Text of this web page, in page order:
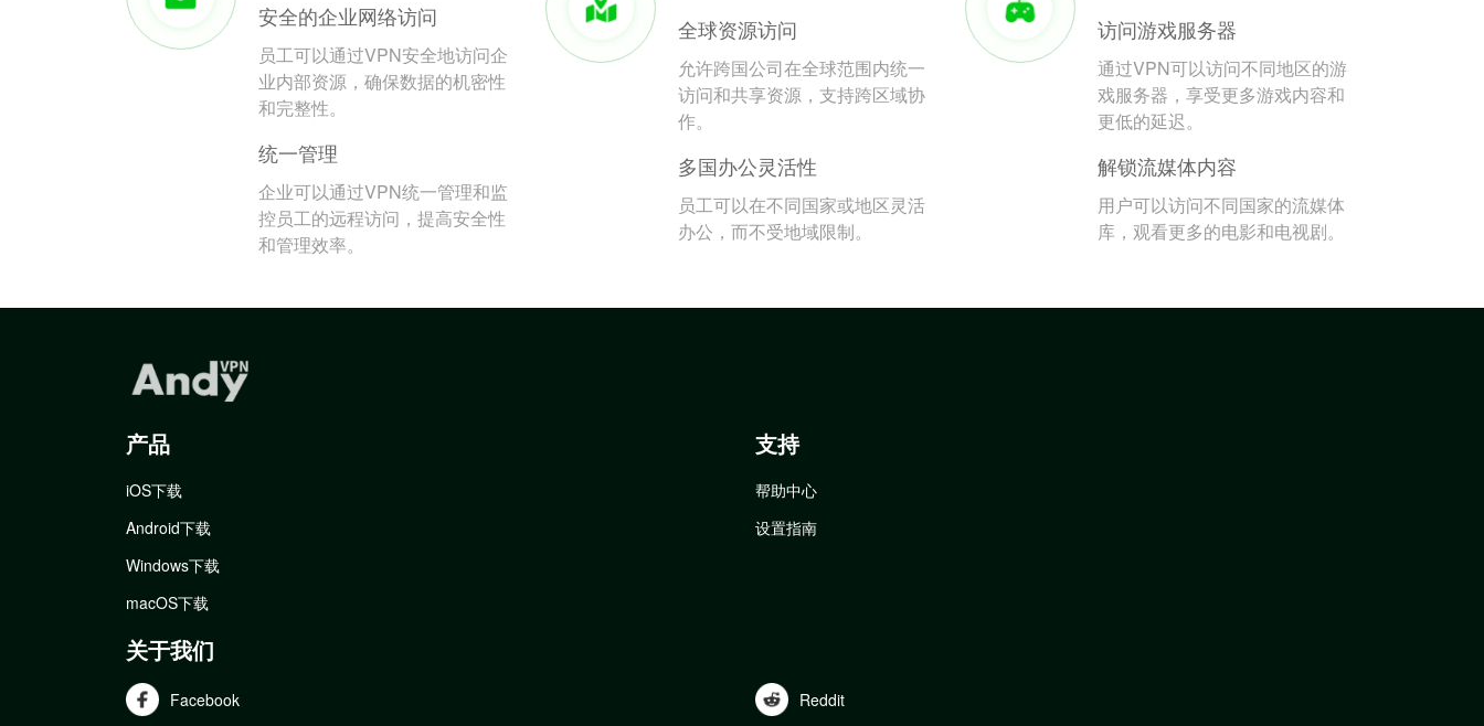
安全的企业网络访问
员工可以通过VPN安全地访问企
业内部资源，确保数据的机密性
和完整性。
统一管理
企业可以通过VPN统一管理和监
控员工的远程访问，提高安全性
和管理效率。
全球资源访问
允许跨国公司在全球范围内统一
访问和共享资源，支持跨区域协
作。
多国办公灵活性
员工可以在不同国家或地区灵活
办公，而不受地域限制。
访问游戏服务器
通过VPN可以访问不同地区的游
戏服务器，享受更多游戏内容和
更低的延迟。
解锁流媒体内容
用户可以访问不同国家的流媒体
库，观看更多的电影和电视剧。
产品
iOS下载
Android下载
Windows下载
macOS下载
支持
帮助中心
设置指南
关于我们
Facebook Reddit